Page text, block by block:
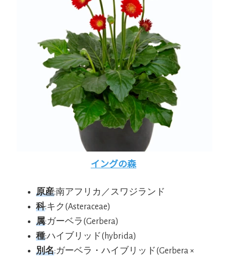
イングの森
原産:南アフリカ／スワジランド
科:キク(Asteraceae)
属:ガーベラ(Gerbera)
種:ハイブリッド(hybrida)
別名:ガーベラ・ハイブリッド(Gerbera ×